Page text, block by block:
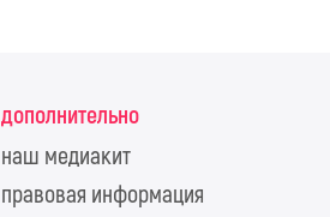
дополнительно
наш медиакит
правовая информация